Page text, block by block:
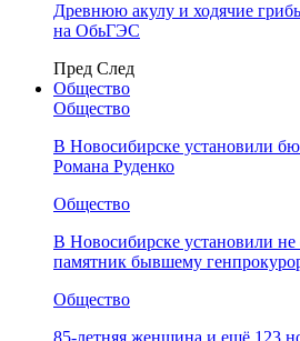
Древнюю акулу и ходячие
на ОбьГЭС
Пред След
Общество
Общество
В Новосибирске установили
Романа Руденко
Общество
В Новосибирске установили
памятник бывшему
Общество
85-летняя женщина и ещё 123